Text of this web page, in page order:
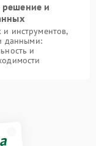
и
инструментов,
данными:
и